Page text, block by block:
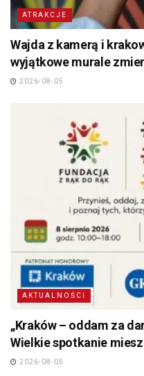
ATRAKCJE
Wajda z kamerą i
wyjątkowe murale
2026-08-05
AKTUALNOŚCI
„Kraków – oddam za
Wielkie spotkanie
2026-08-05